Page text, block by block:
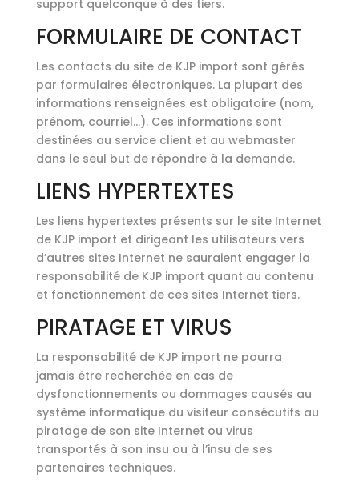
support quelconque à des tiers.
FORMULAIRE DE CONTACT
Les contacts du site de KJP import sont gérés
par formulaires électroniques. La plupart des
informations renseignées est obligatoire (nom,
prénom, courriel…). Ces informations sont
destinées au service client et au webmaster
dans le seul but de répondre à la demande.
LIENS HYPERTEXTES
Les liens hypertextes présents sur le site Internet
de KJP import et dirigeant les utilisateurs vers
d’autres sites Internet ne sauraient engager la
responsabilité de KJP import quant au contenu
et fonctionnement de ces sites Internet tiers.
PIRATAGE ET VIRUS
La responsabilité de KJP import ne pourra
jamais être recherchée en cas de
dysfonctionnements ou dommages causés au
système informatique du visiteur consécutifs au
piratage de son site Internet ou virus
transportés à son insu ou à l’insu de ses
partenaires techniques.